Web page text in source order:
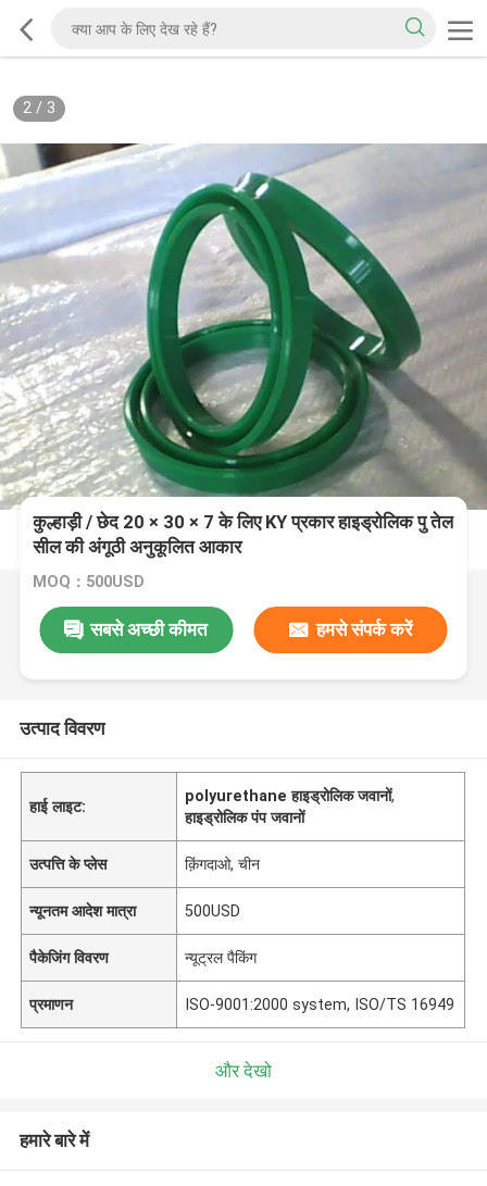
2/ 3
कुल्हाड़ी / छेद 20 × 30 × 7 के लिए KY प्रकार हाइड्रोलिक पु तेल
सील की अंगूठी अनुकूलित आकार
MOQ：500USD
सबसे अच्छी कीमत हमसे संपर्क करें
उत्पाद विवरण
हाई लाइट:
polyurethane हाइड्रोलिक जवानों,
हाइड्रोलिक पंप जवानों
उत्पत्ति के प्लेस क़िंगदाओ, चीन
न्यूनतम आदेश मात्रा 500USD
पैकेजिंग विवरण न्यूट्रल पैकिंग
प्रमाणन ISO-9001:2000 system, ISO/TS 16949
और देखो
हमारे बारे में